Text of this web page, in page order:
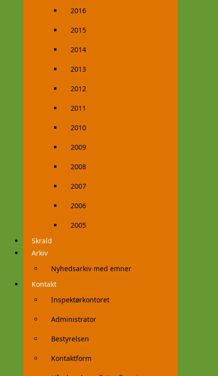
2016
2015
2014
2013
2012
2011
2010
2009
2008
2007
2006
2005
Skrald
Arkiv
Nyhedsarkiv med emner
Kontakt
Inspektørkontoret
Administrator
Bestyrelsen
Kontaktform